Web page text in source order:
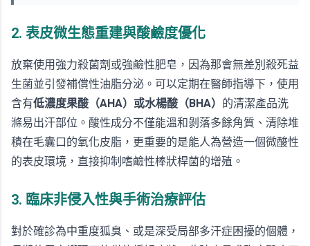
2. 表皮微生態重建與酸鹼度優化
放棄使用強力殺菌劑或強鹼性肥皂，因為那會無差別殺死益
生菌並引發補償性油脂分泌。可以定期在醫師指導下，使用
含有低濃度果酸（AHA）或水楊酸（BHA） 的清潔產品洗
滌易出汗部位。酸性成分不僅能溫和剝落多餘角質、清除堆
積在毛囊口的氧化皮脂，更重要的是能人為營造一個微酸性
的表皮環境，直接抑制嗜鹼性棒狀桿菌的增殖。
3. 臨床非侵入性與手術治療評估
對於確診為中重度狐臭、或是深受局部多汗症困擾的個體，